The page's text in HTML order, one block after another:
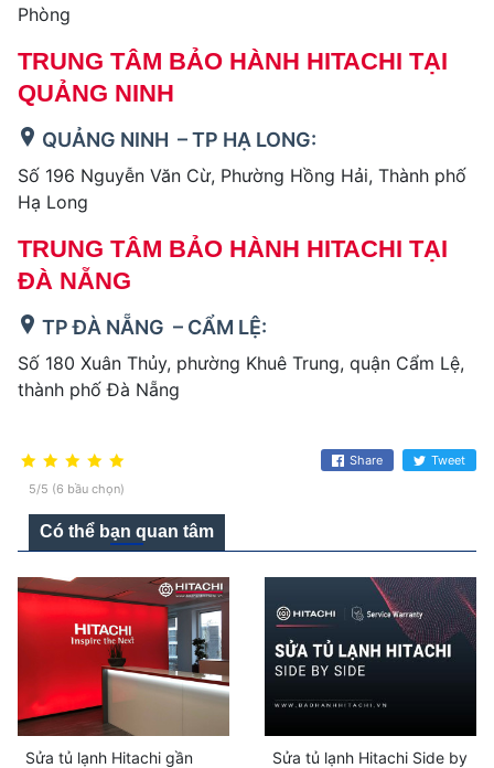
Phòng
TRUNG TÂM BẢO HÀNH HITACHI TẠI
QUẢNG NINH
QUẢNG NINH – TP HẠ LONG:
Số 196 Nguyễn Văn Cừ, Phường Hồng Hải, Thành phố
Hạ Long
TRUNG TÂM BẢO HÀNH HITACHI TẠI
ĐÀ NẴNG
TP ĐÀ NẴNG – CẨM LỆ:
Số 180 Xuân Thủy, phường Khuê Trung, quận Cẩm Lệ,
thành phố Đà Nẵng
5/5 (6 bầu chọn)
Share Tweet
Có thể bạn quan tâm
Sửa tủ lạnh Hitachi gần
Sửa tủ lạnh Hitachi Side by